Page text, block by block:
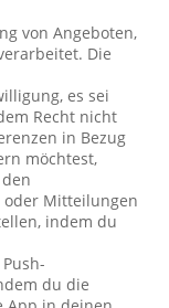
von Angeboten,
Die
es sei
Recht nicht
in Bezug
möchtest,
Mitteilungen
indem du
du die